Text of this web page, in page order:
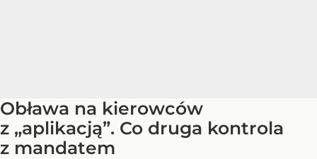
Obława na kierowców
z „aplikacją”. Co druga kontrola
z mandatem